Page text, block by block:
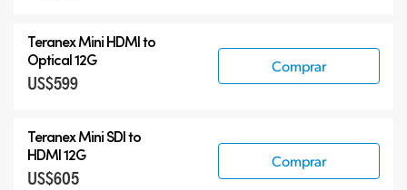
Teranex Mini HDMI to
Optical 12G
US$599
Comprar
Teranex Mini SDI to
HDMI 12G
US$605
Comprar